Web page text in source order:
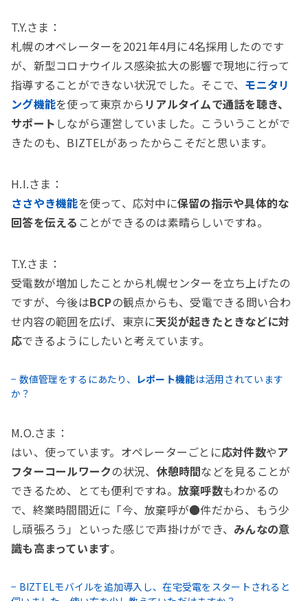
T.Y.さま：
札幌のオペレーターを2021年4月に4名採用したのです
が、新型コロナウイルス感染拡大の影響で現地に行って
指導することができない状況でした。そこで、 モニタリ
ング機能を使って東京から リアルタイムで通話を聴き、
サポート しながら運営していました。こういうことがで
きたのも、BIZTELがあったからこそだと思います。
H.I.さま：
ささやき機能を使って、応対中に保留の指示や具体的な
回答を伝える ことができるのは素晴らしいですね。
T.Y.さま：
受電数が増加したことから札幌センターを立ち上げたの
ですが、今後はBCPの観点からも、受電できる問い合わ
せ内容の範囲を広げ、東京に天災が起きたときなどに対
応できるようにしたいと考えています。
− 数値管理をするにあたり、 レポート機能は活用されています
か？
M.O.さま：
はい、使っています。オペレーターごとに応対件数やア
フターコールワークの状況、休憩時間などを見ることが
できるため、とても便利ですね。 放棄呼数もわかるの
で、終業時間間近に「今、放棄呼が●件だから、もう少
し頑張ろう」といった感じで声掛けができ、 みんなの意
識も高まっています。
− BIZTELモバイルを追加導入し、在宅受電をスタートされると